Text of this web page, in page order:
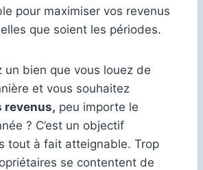
pour maximiser vos revenus
que soient les périodes.
un bien que vous louez de
et vous souhaitez
revenus, peu importe le
? C’est un objectif
tout à fait atteignable. Trop
se contentent de